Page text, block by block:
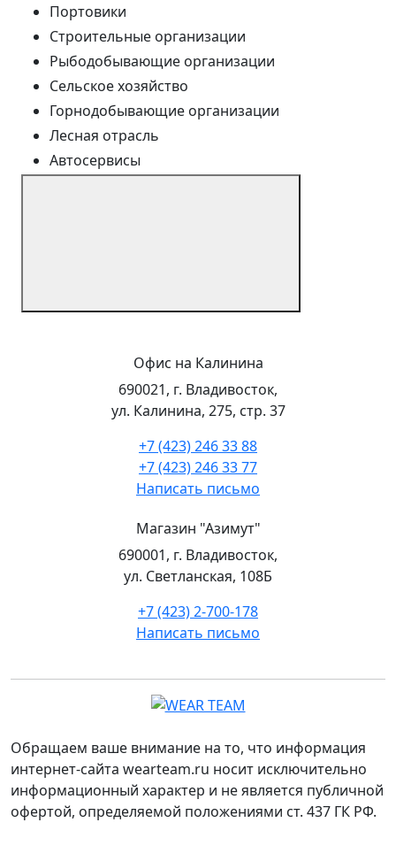
Портовики
Строительные организации
Рыбодобывающие организации
Сельское хозяйство
Горнодобывающие организации
Лесная отрасль
Автосервисы
Офис на Калинина
690021, г. Владивосток,
ул. Калинина, 275, стр. 37
+7 (423) 246 33 88
+7 (423) 246 33 77
Написать письмо
Магазин "Азимут"
690001, г. Владивосток,
ул. Светланская, 108Б
+7 (423) 2-700-178
Написать письмо
Обращаем ваше внимание на то, что информация
интернет-сайта wearteam.ru носит исключительно
информационный характер и не является публичной
офертой, определяемой положениями ст. 437 ГК РФ.